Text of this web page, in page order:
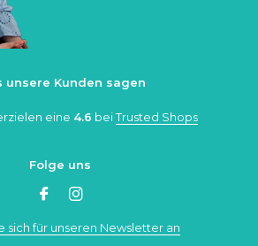
unsere Kunden sagen
eine 4.6 beiTrusted Shops
Folge uns
sich für unseren Newsletter an